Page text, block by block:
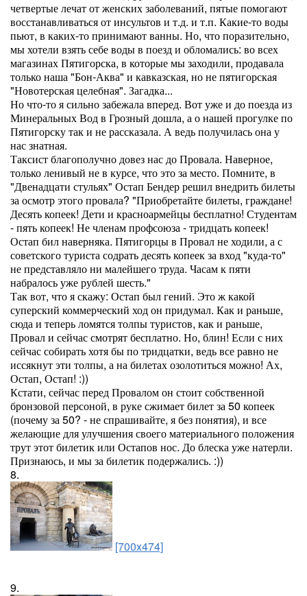
четвертые лечат от женских заболеваний, пятые помогают
восстанавливаться от инсультов и т.д. и т.п. Какие-то воды
пьют, в каких-то принимают ванны. Но, что поразительно,
мы хотели взять себе воды в поезд и обломались: во всех
магазинах Пятигорска, в которые мы заходили, продавала
только наша "Бон-Аква" и кавказская, но не пятигорская
"Новотерская целебная". Загадка...
Но что-то я сильно забежала вперед. Вот уже и до поезда из
Минеральных Вод в Грозный дошла, а о нашей прогулке по
Пятигорску так и не рассказала. А ведь получилась она у
нас знатная.
Таксист благополучно довез нас до Провала. Наверное,
только ленивый не в курсе, что это за место. Помните, в
"Двенадцати стульях" Остап Бендер решил внедрить билеты
за осмотр этого провала? "Приобретайте билеты, граждане!
Десять копеек! Дети и красноармейцы бесплатно! Студентам
- пять копеек! Не членам профсоюза - тридцать копеек!
Остап бил наверняка. Пятигорцы в Провал не ходили, а с
советского туриста содрать десять копеек за вход "куда-то"
не представляло ни малейшего труда. Часам к пяти
набралось уже рублей шесть."
Так вот, что я скажу: Остап был гений. Это ж какой
суперский коммерческий ход он придумал. Как и раньше,
сюда и теперь ломятся толпы туристов, как и раньше,
Провал и сейчас смотрят бесплатно. Но, блин! Если с них
сейчас собирать хотя бы по тридцатки, ведь все равно не
иссякнут эти толпы, а на билетах озолотиться можно! Ах,
Остап, Остап! :))
Кстати, сейчас перед Провалом он стоит собственной
бронзовой персоной, в руке сжимает билет за 50 копеек
(почему за 50? - не спрашивайте, я без понятия), и все
желающие для улучшения своего материального положения
трут этот билетик или Остапов нос. До блеска уже натерли.
Признаюсь, и мы за билетик подержались. :))
8.
[700x474]
9.